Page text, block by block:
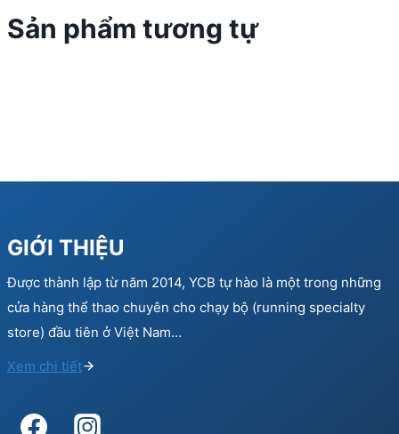
Sản phẩm tương tự
GIỚI THIỆU
Được thành lập từ năm 2014, YCB tự hào là một trong những
cửa hàng thể thao chuyên cho chạy bộ (running specialty
store) đầu tiên ở Việt Nam…
Xem chi tiết